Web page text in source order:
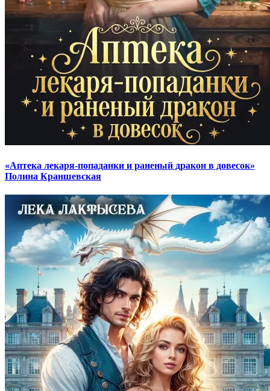
«Аптека лекаря-попаданки и раненый дракон в довесок»
Полина Краншевская